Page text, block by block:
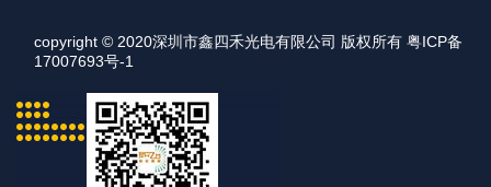
copyright © 2020深圳市鑫四禾光电有限公司 版权所有 粤ICP备
17007693号-1